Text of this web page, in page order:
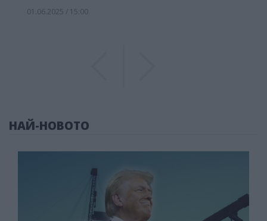
01.06.2025 / 15:00
НАЙ-НОВОТО